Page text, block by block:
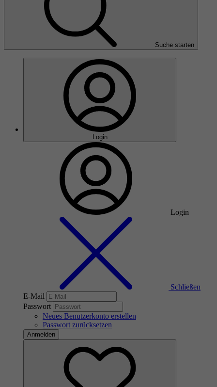
Suche starten
Login
Login
Schließen
E-Mail
Passwort
Neues Benutzerkonto erstellen
Passwort zurücksetzen
Anmelden